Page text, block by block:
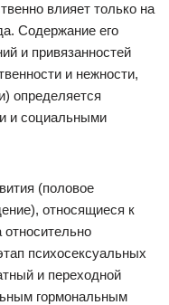
влияет только на
Содержание его
и привязанностей
и нежности,
определяется
и социальными
(половое
относящиеся к
относительно
психосексуальных
и переходной
гормональным